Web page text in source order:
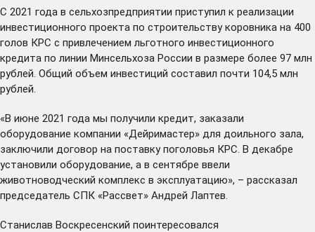
С 2021 года в сельхозпредприятии приступил к реализации
инвестиционного проекта по строительству коровника на 400
голов КРС с привлечением льготного инвестиционного
кредита по линии Минсельхоза России в размере более 97 млн
рублей. Общий объем инвестиций составил почти 104,5 млн
рублей.
«В июне 2021 года мы получили кредит, заказали
оборудование компании «Дейримастер» для доильного зала,
заключили договор на поставку поголовья КРС. В декабре
установили оборудование, а в сентябре ввели
животноводческий комплекс в эксплуатацию», – рассказал
председатель СПК «Рассвет» Андрей Лаптев.
Станислав Воскресенский поинтересовался